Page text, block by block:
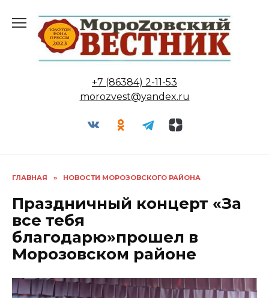
содержанию
+7 (86384) 2-11-53
morozvest@yandex.ru
ГЛАВНАЯ » НОВОСТИ МОРОЗОВСКОГО РАЙОНА
Праздничный концерт «За
все тебя
благодарю»прошел в
Морозовском районе